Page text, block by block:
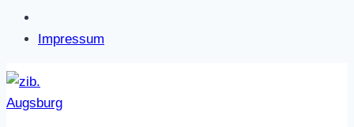
Impressum
Zum
Inhalt